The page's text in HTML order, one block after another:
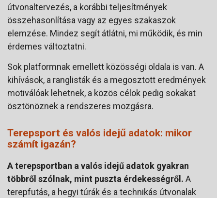
útvonaltervezés, a korábbi teljesítmények
összehasonlítása vagy az egyes szakaszok
elemzése. Mindez segít átlátni, mi működik, és min
érdemes változtatni.
Sok platformnak emellett közösségi oldala is van. A
kihívások, a ranglisták és a megosztott eredmények
motiválóak lehetnek, a közös célok pedig sokakat
ösztönöznek a rendszeres mozgásra.
Terepsport és valós idejű adatok: mikor
számít igazán?
A terepsportban a valós idejű adatok gyakran
többről szólnak, mint puszta érdekességről. A
terepfutás, a hegyi túrák és a technikás útvonalak